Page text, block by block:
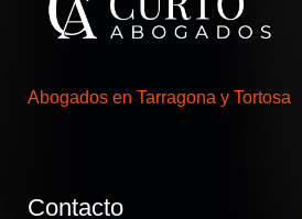
Abogados en Tarragona y Tortosa
Contacto